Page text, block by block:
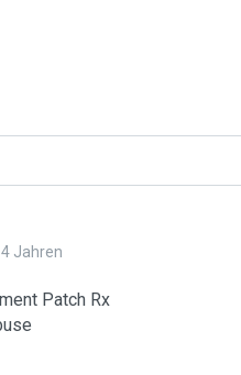
Jahren
Patch Rx